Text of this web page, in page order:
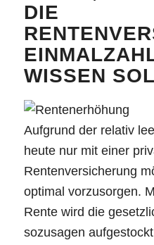
DIE
WISSEN
Aufgrund der relativ
heute nur mit einer
Rentenversicherung
optimal vorzusorgen.
Rente wird die
sozusagen